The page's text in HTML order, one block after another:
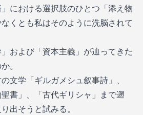
における選択肢のひとつ「添え物
くとも私はそのように洗脳されて
および「資本主義」が辿ってきた
。
文学「ギルガメシュ叙事詩」、
聖書」、「古代ギリシャ」まで遡
出そうと試みる。